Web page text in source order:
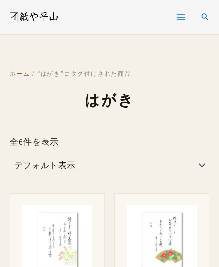
検
索
ホーム / “はがき”にタグ付けされた商品
はがき
全6件を表示